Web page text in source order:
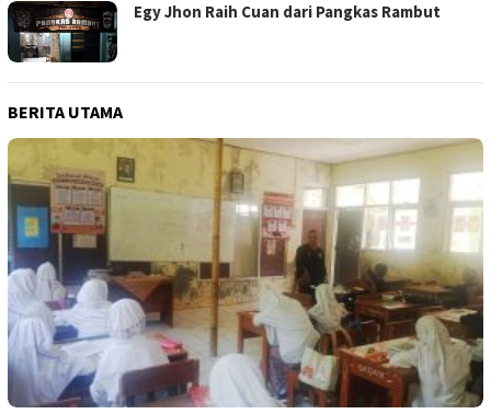
Egy Jhon Raih Cuan dari Pangkas Rambut
BERITA UTAMA